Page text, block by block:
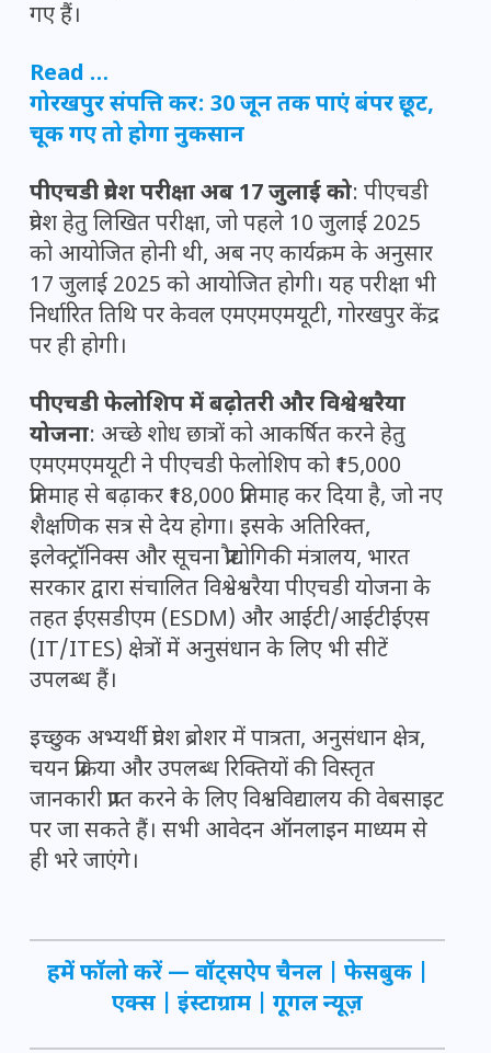
गए हैं।
Read …
गोरखपुर संपत्ति कर: 30 जून तक पाएं बंपर छूट,
चूक गए तो होगा नुकसान
पीएचडी प्रवेश परीक्षा अब 17 जुलाई को: पीएचडी
प्रवेश हेतु लिखित परीक्षा, जो पहले 10 जुलाई 2025
को आयोजित होनी थी, अब नए कार्यक्रम के अनुसार
17 जुलाई 2025 को आयोजित होगी। यह परीक्षा भी
निर्धारित तिथि पर केवल एमएमएमयूटी, गोरखपुर केंद्र
पर ही होगी।
पीएचडी फेलोशिप में बढ़ोतरी और विश्वेश्वरैया
योजना: अच्छे शोध छात्रों को आकर्षित करने हेतु
एमएमएमयूटी ने पीएचडी फेलोशिप को ₹15,000
प्रतिमाह से बढ़ाकर ₹18,000 प्रतिमाह कर दिया है, जो नए
शैक्षणिक सत्र से देय होगा। इसके अतिरिक्त,
इलेक्ट्रॉनिक्स और सूचना प्रौद्योगिकी मंत्रालय, भारत
सरकार द्वारा संचालित विश्वेश्वरैया पीएचडी योजना के
तहत ईएसडीएम (ESDM) और आईटी/आईटीईएस
(IT/ITES) क्षेत्रों में अनुसंधान के लिए भी सीटें
उपलब्ध हैं।
इच्छुक अभ्यर्थी प्रवेश ब्रोशर में पात्रता, अनुसंधान क्षेत्र,
चयन प्रक्रिया और उपलब्ध रिक्तियों की विस्तृत
जानकारी प्राप्त करने के लिए विश्वविद्यालय की वेबसाइट
पर जा सकते हैं। सभी आवेदन ऑनलाइन माध्यम से
ही भरे जाएंगे।
हमें फॉलो करें — वॉट्सऐप चैनल फेसबुक
एक्स
इंस्टाग्राम गूगल न्यूज़